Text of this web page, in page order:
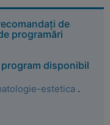
de
programări
disponibil
estetica .